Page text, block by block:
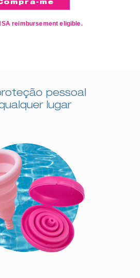
reimbursement eligible.
pessoal
lugar